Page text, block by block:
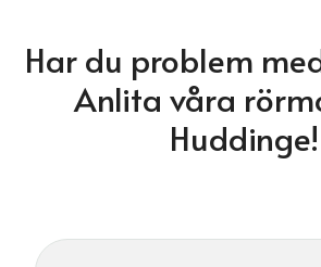
Har du problem
Anlita våra
Huddinge!